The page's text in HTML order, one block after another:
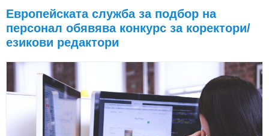
Европейската служба за подбор на
персонал обявява конкурс за коректори/
езикови редактори